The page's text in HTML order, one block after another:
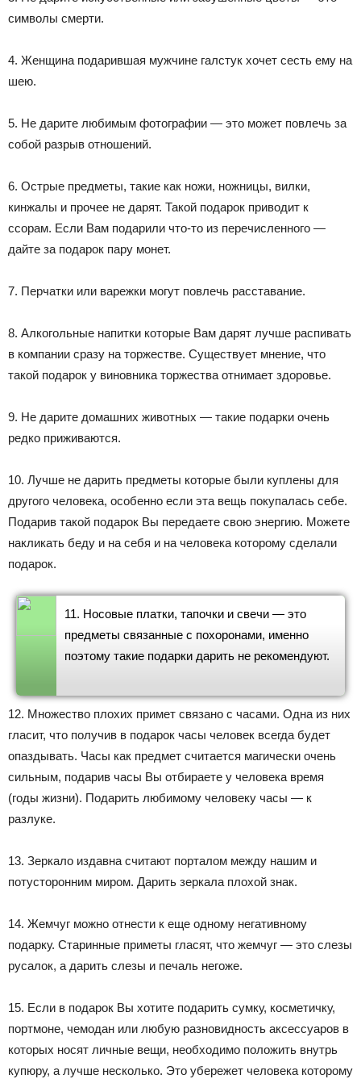
символы смерти.
4. Женщина подарившая мужчине галстук хочет сесть ему на
шею.
5. Не дарите любимым фотографии — это может повлечь за
собой разрыв отношений.
6. Острые предметы, такие как ножи, ножницы, вилки,
кинжалы и прочее не дарят. Такой подарок приводит к
ссорам. Если Вам подарили что-то из перечисленного —
дайте за подарок пару монет.
7. Перчатки или варежки могут повлечь расставание.
8. Алкогольные напитки которые Вам дарят лучше распивать
в компании сразу на торжестве. Существует мнение, что
такой подарок у виновника торжества отнимает здоровье.
9. Не дарите домашних животных — такие подарки очень
редко приживаются.
10. Лучше не дарить предметы которые были куплены для
другого человека, особенно если эта вещь покупалась себе.
Подарив такой подарок Вы передаете свою энергию. Можете
накликать беду и на себя и на человека которому сделали
подарок.
11. Носовые платки, тапочки и свечи — это
предметы связанные с похоронами, именно
поэтому такие подарки дарить не рекомендуют.
12. Множество плохих примет связано с часами. Одна из них
гласит, что получив в подарок часы человек всегда будет
опаздывать. Часы как предмет считается магически очень
сильным, подарив часы Вы отбираете у человека время
(годы жизни). Подарить любимому человеку часы — к
разлуке.
13. Зеркало издавна считают порталом между нашим и
потусторонним миром. Дарить зеркала плохой знак.
14. Жемчуг можно отнести к еще одному негативному
подарку. Старинные приметы гласят, что жемчуг — это слезы
русалок, а дарить слезы и печаль негоже.
15. Если в подарок Вы хотите подарить сумку, косметичку,
портмоне, чемодан или любую разновидность аксессуаров в
которых носят личные вещи, необходимо положить внутрь
купюру, а лучше несколько. Это убережет человека которому